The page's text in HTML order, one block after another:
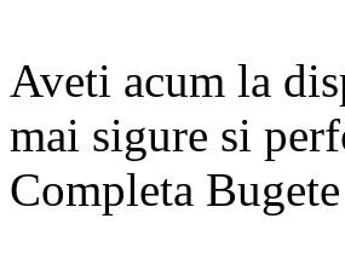
Aveti acum la
mai sigure si
Completa